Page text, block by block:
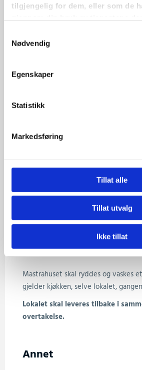
tilgjengelig for dem, eller som de
Nødvendig
Egenskaper
Statistikk
Markedsføring
Tillat alle
Tillat utvalg
Ikke tillat
Bord og stoler
Mulighet for bruk av projektor og
avtales på forhånd.
Aldersgrense for leie av
leietaker skal være tilstede ved
Mastrahuset leies IKKE ut til
Rydding og utvask
Mastrahuset skal ryddes og vaskes
gjelder kjøkken, selve lokalet,
Lokalet skal leveres tilbake i
overtakelse.
Annet